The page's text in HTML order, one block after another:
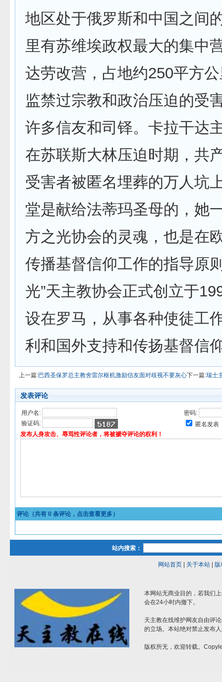
地区处于俄罗斯和中国之间
里有苏维埃政权最大的集中
达劳改营，占地约250平方
监禁过宗教和政治压迫的受
许多信友和司铎。卡拉干达
在苏联斯大林压迫时期，共
受害者被匿名埋葬的万人坑
堂是献给法蒂玛圣母的，她
方之光协会的灵魂，也是在
传播基督信仰工作的指导原
光”天主教协会正式创立于
设在罗马，从事各种使徒工
利和国外支持和传扬基督信
上一篇:巴西圣保罗总主教舍雷尔枢机激励信友面对歧视不要灰心下一篇:瑞士
发表评论
用户名:
密码:
验证码:
匿名发表
发布人身攻击、辱骂性评论者，将被褫夺评论的权利！
评论（共有 0 条评论，点击查看更多）
站内搜索：
网站首页| 关于本站| 版
本网站无商业目的，若我们
会在24小时内撤下。
天主教在线维护网友自由评
的立场。本站绝对禁止发布
版权所无，欢迎转载。